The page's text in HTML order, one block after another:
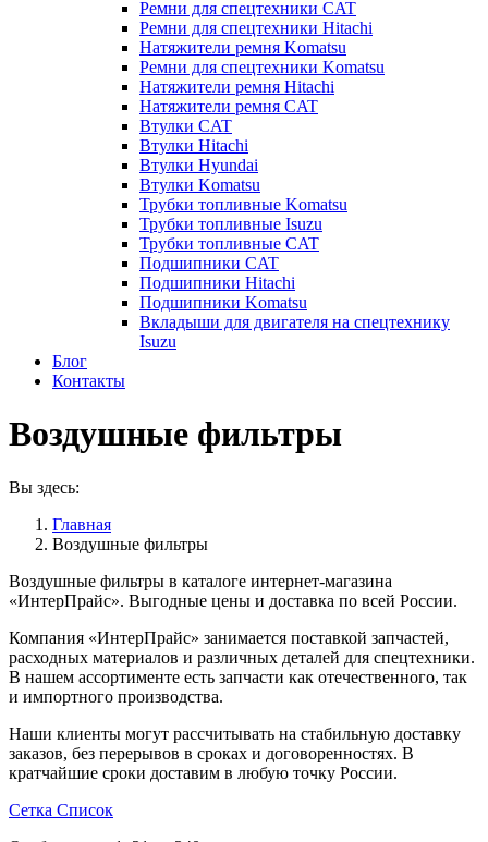
Ремни для спецтехники CAT
Ремни для спецтехники Hitachi
Натяжители ремня Komatsu
Ремни для спецтехники Komatsu
Натяжители ремня Hitachi
Натяжители ремня CAT
Втулки CAT
Втулки Hitachi
Втулки Hyundai
Втулки Komatsu
Трубки топливные Komatsu
Трубки топливные Isuzu
Трубки топливные CAT
Подшипники CAT
Подшипники Hitachi
Подшипники Komatsu
Вкладыши для двигателя на спецтехнику
Isuzu
Блог
Контакты
Воздушные фильтры
Вы здесь:
Главная
Воздушные фильтры
Воздушные фильтры в каталоге интернет-магазина
«ИнтерПрайс». Выгодные цены и доставка по всей России.
Компания «ИнтерПрайс» занимается поставкой запчастей,
расходных материалов и различных деталей для спецтехники.
В нашем ассортименте есть запчасти как отечественного, так
и импортного производства.
Наши клиенты могут рассчитывать на стабильную доставку
заказов, без перерывов в сроках и договоренностях. В
кратчайшие сроки доставим в любую точку России.
Сетка Список